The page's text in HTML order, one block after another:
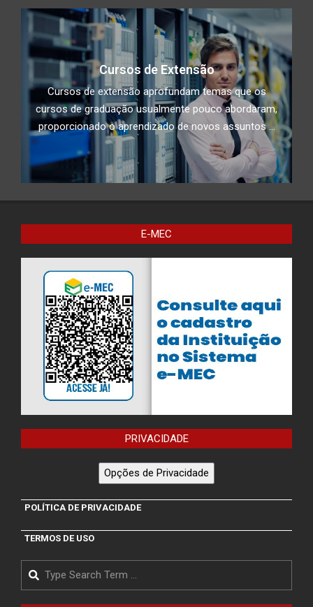
Cursos de Extensão
Cursos de extensão aprofundam temas que os
cursos de graduação usualmente pouco abordaram,
proporcionado o aprendizado de novos assuntos ...
E-MEC
PRIVACIDADE
Opções de Privacidade
POLÍTICA DE PRIVACIDADE
TERMOS DE USO
Search